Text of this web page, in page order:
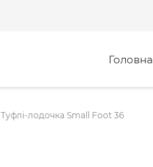
Головна
Туфлі-лодочка Small Foot 36